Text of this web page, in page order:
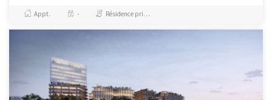
commodités, la résidence
bénéficie d'un emplacement...
Appt. - Résidence principale / PTZ